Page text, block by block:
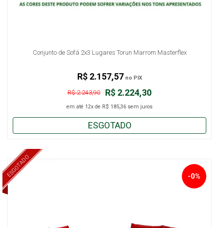
Conjunto de Sofá 2x3 Lugares Torun Marrom Masterflex
R$ 2.224,30
R$ 2.243,90
em até 12x de R$ 185,36 sem juros
R$ 2.157,57 no PIX
ESGOTADO
ESGOTADO -0%